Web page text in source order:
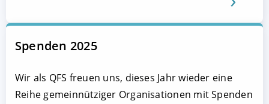
Spenden 2025
Wir als QFS freuen uns, dieses Jahr wieder eine
Reihe gemeinnütziger Organisationen mit Spenden